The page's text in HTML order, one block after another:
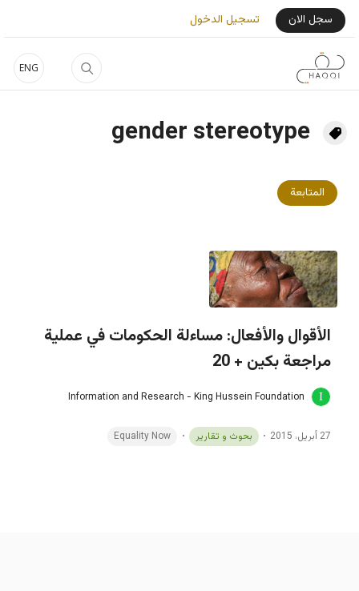
تجاوز إلى المحتوى الرئيسي
ENG
User Login Menu
سجل الان تسجيل الدخول
gender stereotype
المتابعة
الأقوال والأفعال: مساءلة الحكومات في عملية
مراجعة بكين + 20
Information and Research - King Hussein Foundation
27 أبريل، 2015 بحوث و تقارير Equality Now